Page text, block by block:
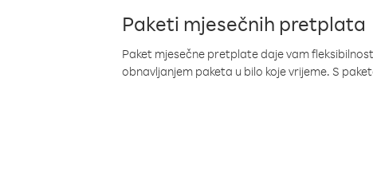
Paketi mjesečnih pretplata
Paket mjesečne pretplate daje vam
obnavljanjem paketa u bilo koje vrijeme. S